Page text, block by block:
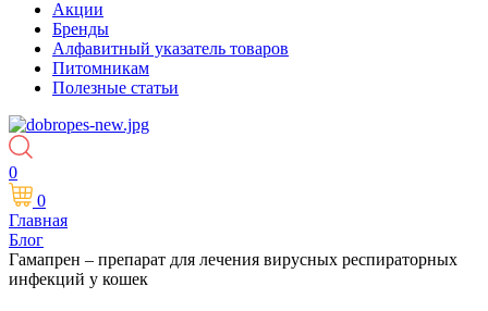
Акции
Бренды
Алфавитный указатель товаров
Питомникам
Полезные статьи
0
0
Главная
Блог
Гамапрен – препарат для лечения вирусных респираторных
инфекций у кошек